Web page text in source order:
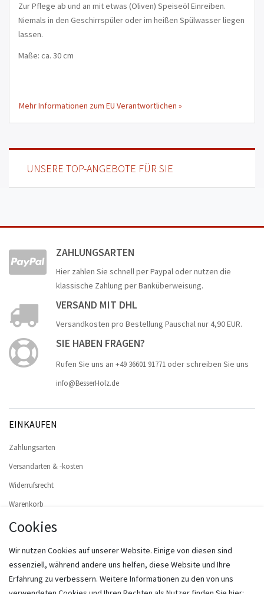
Zur Pflege ab und an mit etwas (Oliven) Speiseöl Einreiben.
Niemals in den Geschirrspüler oder im heißen Spülwasser liegen
lassen.
Maße: ca. 30 cm
Mehr Informationen zum EU Verantwortlichen »
UNSERE TOP-ANGEBOTE FÜR SIE
ZAHLUNGSARTEN
Hier zahlen Sie schnell per Paypal oder nutzen die
klassische Zahlung per Banküberweisung.
VERSAND MIT DHL
Versandkosten pro Bestellung Pauschal nur 4,90 EUR.
SIE HABEN FRAGEN?
Rufen Sie uns an +49 36601 91771oder schreiben Sie uns
info@BesserHolz.de
EINKAUFEN
Zahlungsarten
Versandarten & -kosten
Widerrufsrecht
Warenkorb
Zur Kasse
Widerruf erklären
MEIN KONTO
Cookies
Wir nutzen Cookies auf unserer Website. Einige von diesen sind
essenziell, während andere uns helfen, diese Website und Ihre
Erfahrung zu verbessern. Weitere Informationen zu den von uns